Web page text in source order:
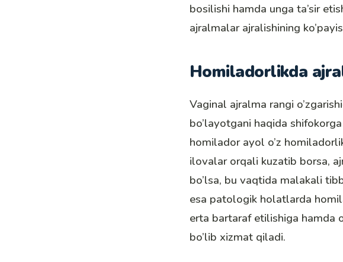
bosilishi hamda unga ta’sir
ajralmalar ajralishining
Homiladorlikda
Vaginal ajralma rangi
bo’layotgani haqida
homilador ayol o’z
ilovalar orqali kuzatib borsa,
bo’lsa, bu vaqtida malakali
esa patologik holatlarda
erta bartaraf etilishiga hamda
bo’lib xizmat qiladi.